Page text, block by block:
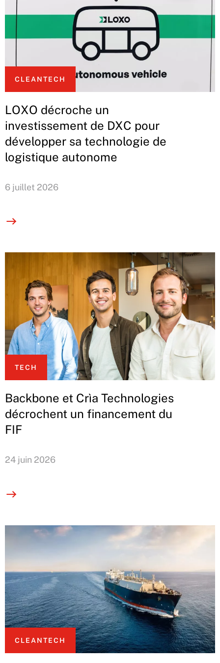
CLEANTECH
LOXO décroche un
investissement de DXC pour
développer sa technologie de
logistique autonome
6 juillet 2026
TECH
Backbone et Crìa Technologies
décrochent un financement du
FIF
24 juin 2026
CLEANTECH